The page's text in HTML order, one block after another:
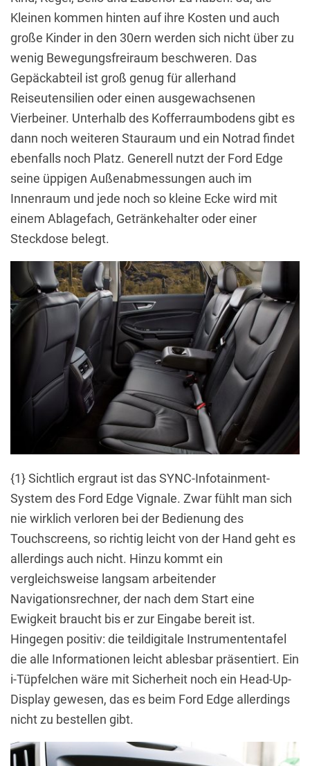
Kleinen kommen hinten auf ihre Kosten und auch
große Kinder in den 30ern werden sich nicht über zu
wenig Bewegungsfreiraum beschweren. Das
Gepäckabteil ist groß genug für allerhand
Reiseutensilien oder einen ausgewachsenen
Vierbeiner. Unterhalb des Kofferraumbodens gibt es
dann noch weiteren Stauraum und ein Notrad findet
ebenfalls noch Platz. Generell nutzt der Ford Edge
seine üppigen Außenabmessungen auch im
Innenraum und jede noch so kleine Ecke wird mit
einem Ablagefach, Getränkehalter oder einer
Steckdose belegt.
{1} Sichtlich ergraut ist das SYNC-Infotainment-
System des Ford Edge Vignale. Zwar fühlt man sich
nie wirklich verloren bei der Bedienung des
Touchscreens, so richtig leicht von der Hand geht es
allerdings auch nicht. Hinzu kommt ein
vergleichsweise langsam arbeitender
Navigationsrechner, der nach dem Start eine
Ewigkeit braucht bis er zur Eingabe bereit ist.
Hingegen positiv: die teildigitale Instrumententafel
die alle Informationen leicht ablesbar präsentiert. Ein
i-Tüpfelchen wäre mit Sicherheit noch ein Head-Up-
Display gewesen, das es beim Ford Edge allerdings
nicht zu bestellen gibt.